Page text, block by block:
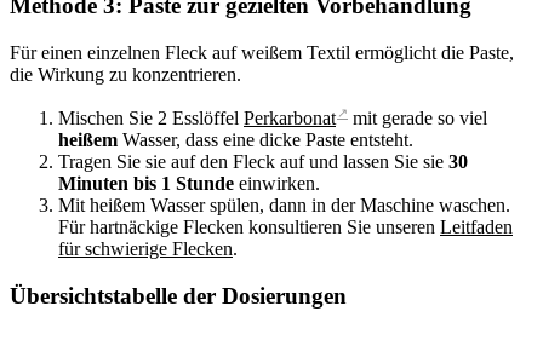
Methode 3: Paste zur gezielten Vorbehandlung
Für einen einzelnen Fleck auf weißem Textil ermöglicht die Paste,
die Wirkung zu konzentrieren.
Mischen Sie 2 Esslöffel Perkarbonat ↗ mit gerade so viel
heißem Wasser, dass eine dicke Paste entsteht.
Tragen Sie sie auf den Fleck auf und lassen Sie sie 30
Minuten bis 1 Stunde einwirken.
Mit heißem Wasser spülen, dann in der Maschine waschen.
Für hartnäckige Flecken konsultieren Sie unseren Leitfaden
für schwierige Flecken.
Übersichtstabelle der Dosierungen